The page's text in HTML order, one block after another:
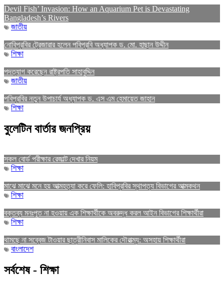
Devil Fish’ Invasion: How an Aquarium Pet is Devastating
Bangladesh’s Rivers
জাতীয়
নোবিপ্রবির ট্রেজারার হলেন পবিপ্রবি অধ্যাপক ড. মো. হাছান উদ্দীন
শিক্ষা
পদত্যাগ করেছেন রাষ্ট্রপতি সাহাবুদ্দিন
জাতীয়
পবিপ্রবির নতুন উপাচার্য অধ্যাপক ড. এস এম হেমায়েত জাহান
শিক্ষা
বুলেটিন বার্তার জনপ্রিয়
সকল বোর্ড পরীক্ষার রেজাল্ট দেখার নিয়ম
শিক্ষা
মাঝে মাঝে মনে হয় আত্মহত্যা করে ফেলি: হাবিপ্রবির স্থাপত্য বিভাগের আত্মকথন
শিক্ষা
বক্তব্য মনঃপুত না হওয়ায় এক শিক্ষার্থীকে অবরুদ্ধ করল আইন বিভাগের শিক্ষার্থীরা
শিক্ষা
থামছে না সব্বেজ টাওয়ার ছাত্রীনিবাস মালিকের দৌরাত্ম্য: অসহায় শিক্ষার্থীরা
বাংলাদেশ
সর্বশেষ - শিক্ষা